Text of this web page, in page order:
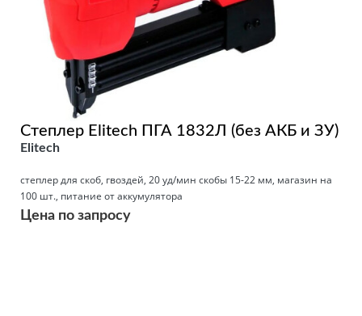
Степлер Elitech ПГА 1832Л (без АКБ и ЗУ)
Elitech
степлер для скоб, гвоздей, 20 уд/мин скобы 15-22 мм, магазин на
100 шт., питание от аккумулятора
Цена по запросу